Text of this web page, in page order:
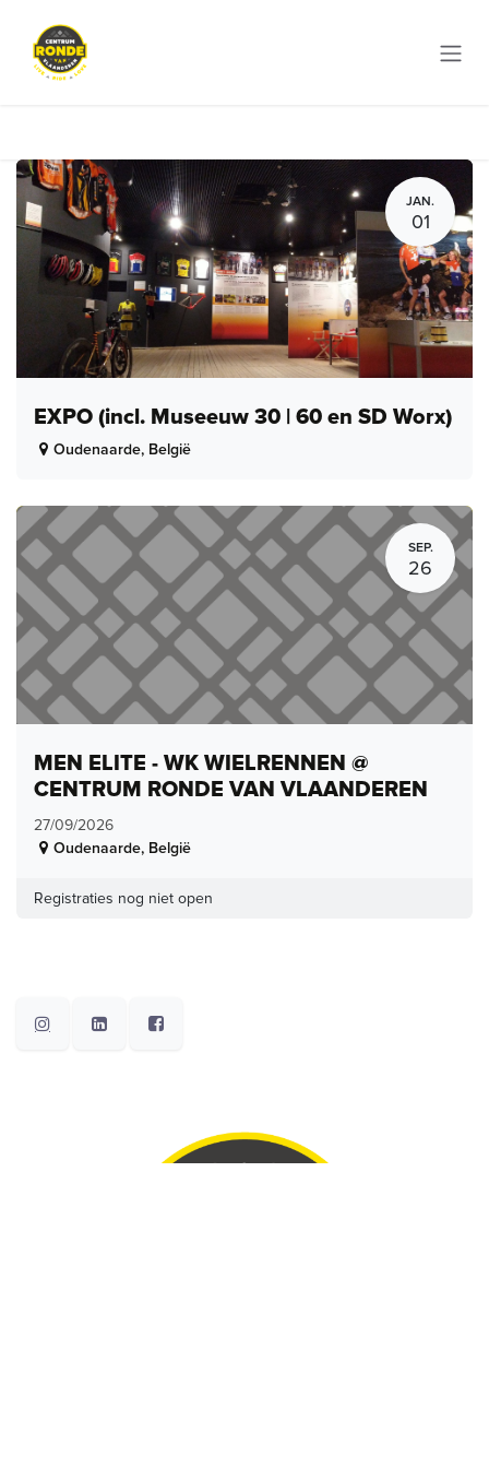
JAN.
01
EXPO (incl. Museeuw 30 | 60 en SD Worx)
Oudenaarde, België
SEP.
26
MEN ELITE - WK WIELRENNEN @
CENTRUM RONDE VAN VLAANDEREN
27/09/2026
Oudenaarde, België
Registraties nog niet open